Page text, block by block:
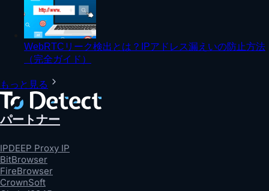
WebRTCリーク検出とは？IPアドレス漏えいの防止方法
（完全ガイド）
もっと見る
パートナー
IPDEEP Proxy IP
BitBrowser
FireBrowser
CrownSoft